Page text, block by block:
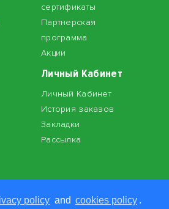
policy and cookies policy .
сертификаты
Партнерская
программа
Акции
Личный Кабинет
Личный Кабинет
История заказов
Закладки
Рассылка